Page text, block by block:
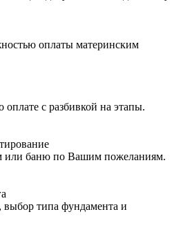
оплаты материнским
с разбивкой на этапы.
или баню по Вашим пожеланиям.
выбор типа фундамента и